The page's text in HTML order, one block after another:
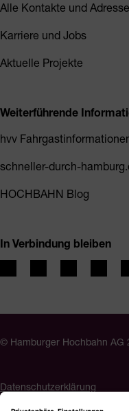
Alle Kontakte und
Karriere und Jobs
Aktuelle Projekte
Weiterführende
hvv
schneller-durch-
HOCHBAHN Blog
In Verbindung bleiben
© Hamburger Hochbahn AG
Datenschutzerklärung